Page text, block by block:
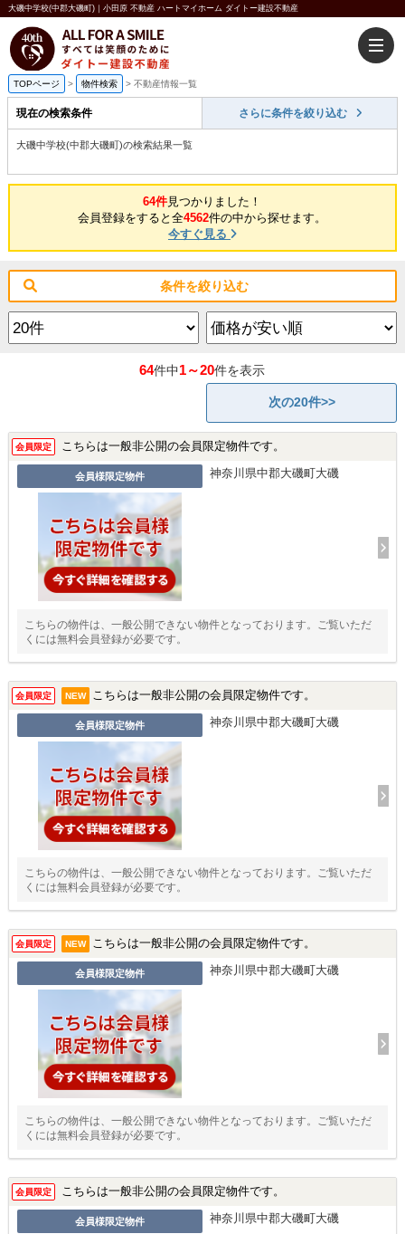
大磯中学校(中郡大磯町)｜小田原 不動産 ハートマイホーム ダイトー建設不動産
TOPページ > 物件検索 > 不動産情報一覧
現在の検索条件 さらに条件を絞り込む
大磯中学校(中郡大磯町)の検索結果一覧
64件見つかりました！
会員登録をすると全4562件の中から探せます。
今すぐ見る
条件を絞り込む
64件中1～20件を表示
次の20件>>
会員限定 こちらは一般非公開の会員限定物件です。
会員様限定物件 神奈川県中郡大磯町大磯
こちらの物件は、一般公開できない物件となっております。ご覧いただ
くには無料会員登録が必要です。
会員限定 NEW こちらは一般非公開の会員限定物件です。
会員様限定物件 神奈川県中郡大磯町大磯
こちらの物件は、一般公開できない物件となっております。ご覧いただ
くには無料会員登録が必要です。
会員限定 NEW こちらは一般非公開の会員限定物件です。
会員様限定物件 神奈川県中郡大磯町大磯
こちらの物件は、一般公開できない物件となっております。ご覧いただ
くには無料会員登録が必要です。
会員限定 こちらは一般非公開の会員限定物件です。
会員様限定物件 神奈川県中郡大磯町大磯